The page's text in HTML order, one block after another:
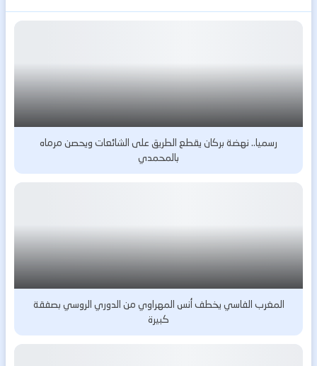
رسميا.. نهضة بركان يقطع الطريق على الشائعات ويحصن مرماه
بالمحمدي
المغرب الفاسي يخطف أنس المهراوي من الدوري الروسي بصفقة
كبيرة